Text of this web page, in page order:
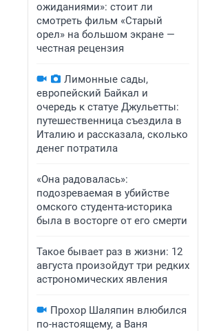
ожиданиями»: стоит ли
смотреть фильм «Старый
орел» на большом экране —
честная рецензия
Лимонные сады,
европейский Байкал и
очередь к статуе Джульетты:
путешественница съездила в
Италию и рассказала, сколько
денег потратила
«Она радовалась»:
подозреваемая в убийстве
омского студента-историка
была в восторге от его смерти
Такое бывает раз в жизни: 12
августа произойдут три редких
астрономических явления
Прохор Шаляпин влюбился
по-настоящему, а Ваня